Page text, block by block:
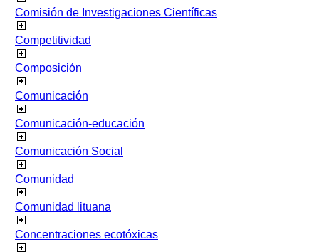
Comisión de Investigaciones Científicas
Competitividad
Composición
Comunicación
Comunicación-educación
Comunicación Social
Comunidad
Comunidad lituana
Concentraciones ecotóxicas